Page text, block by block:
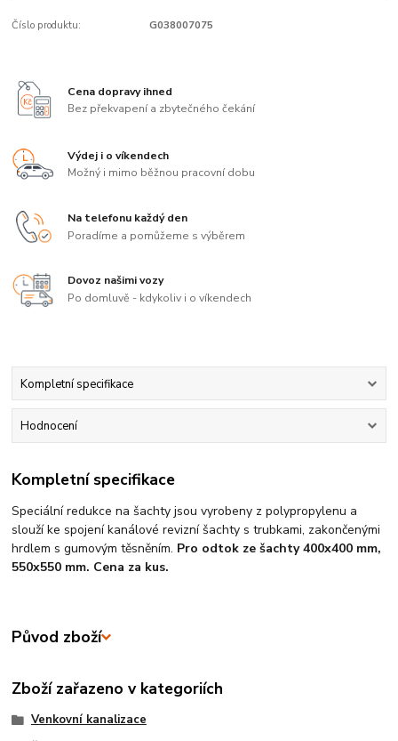
Číslo produktu: G038007075
Cena dopravy ihned
Bez překvapení a zbytečného čekání
Výdej i o víkendech
Možný i mimo běžnou pracovní dobu
Na telefonu každý den
Poradíme a pomůžeme s výběrem
Dovoz našimi vozy
Po domluvě - kdykoliv i o víkendech
Kompletní specifikace
Hodnocení
Kompletní specifikace
Speciální redukce na šachty jsou vyrobeny z polypropylenu a
slouží ke spojení kanálové revizní šachty s trubkami, zakončenými
hrdlem s gumovým těsněním. Pro odtok ze šachty 400x400 mm,
550x550 mm. Cena za kus.
Původ zboží
Zboží zařazeno v kategoriích
Venkovní kanalizace